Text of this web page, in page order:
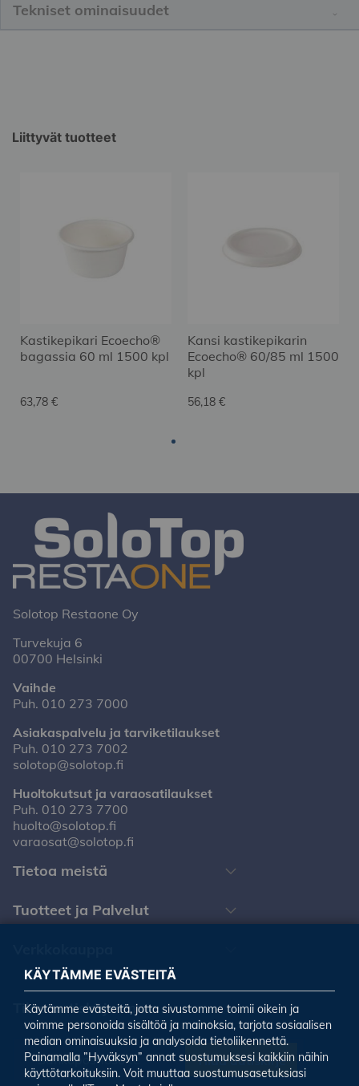
Tekniset ominaisuudet
Liittyvät tuotteet
Kastikepikari Ecoecho®
bagassia 60 ml 1500 kpl
63,78 €
Kansi kastikepikarin
Ecoecho® 60/85 ml 1500
kpl
56,18 €
Solotop Restaone Oy
Turvekuja 6
00700 Helsinki
Vaihde
Puh. 010 273 7000
Asiakaspalvelu ja tarviketilaukset
Puh. 010 273 7002
solotop@solotop.fi
Huoltokutsut ja varaosatilaukset
Puh. 010 273 7700
huolto@solotop.fi
varaosat@solotop.fi
Tietoa meistä
Tuotteet ja Palvelut
Tilaa uutiskirjeemme
Tilaa uutiskirje
KÄYTÄMME EVÄSTEITÄ
Käytämme evästeitä, jotta sivustomme toimii oikein ja
voimme personoida sisältöä ja mainoksia, tarjota sosiaalisen
median ominaisuuksia ja analysoida tietoliikennettä.
Painamalla ”Hyväksyn” annat suostumuksesi kaikkiin näihin
käyttötarkoituksiin. Voit muuttaa suostumusasetuksiasi